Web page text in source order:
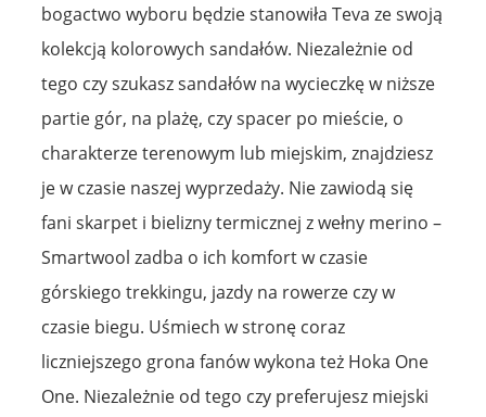
bogactwo wyboru będzie stanowiła Teva ze swoją
kolekcją kolorowych sandałów. Niezależnie od
tego czy szukasz sandałów na wycieczkę w niższe
partie gór, na plażę, czy spacer po mieście, o
charakterze terenowym lub miejskim, znajdziesz
je w czasie naszej wyprzedaży. Nie zawiodą się
fani skarpet i bielizny termicznej z wełny merino –
Smartwool zadba o ich komfort w czasie
górskiego trekkingu, jazdy na rowerze czy w
czasie biegu. Uśmiech w stronę coraz
liczniejszego grona fanów wykona też Hoka One
One. Niezależnie od tego czy preferujesz miejski